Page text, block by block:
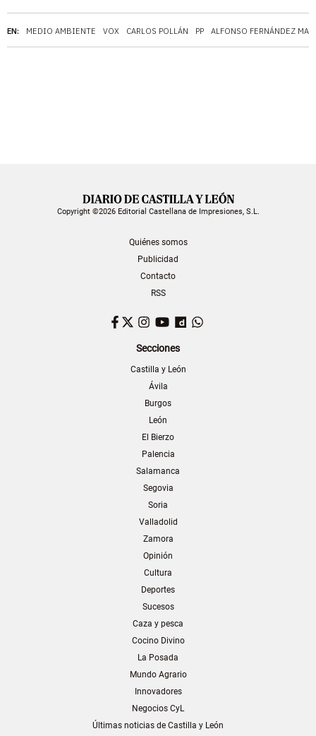
EN: MEDIO AMBIENTE VOX CARLOS POLLÁN PP ALFONSO FERNÁNDEZ
Copyright ©2026 Editorial Castellana de Impresiones, S.L.
Quiénes somos
Publicidad
Contacto
RSS
Facebook
TwitterInstagram
YouTubeDailymotion
Secciones
Castilla y León
Ávila
Burgos
León
El Bierzo
Palencia
Salamanca
Segovia
Soria
Valladolid
Zamora
Opinión
Cultura
Deportes
Sucesos
Caza y pesca
Cocino Divino
La Posada
Mundo Agrario
Innovadores
Negocios CyL
Últimas noticias de Castilla y León